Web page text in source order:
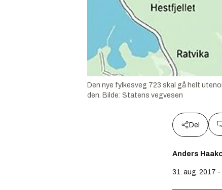
Den nye fylkesveg 723 skal gå helt
den. Bilde: Statens vegvesen
Del
Anders
31. aug. 2017 -